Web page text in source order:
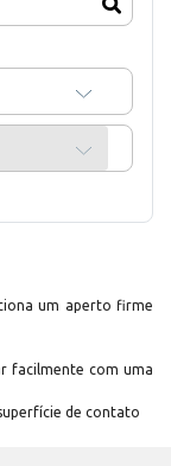
um aperto firme
facilmente com uma
de contato